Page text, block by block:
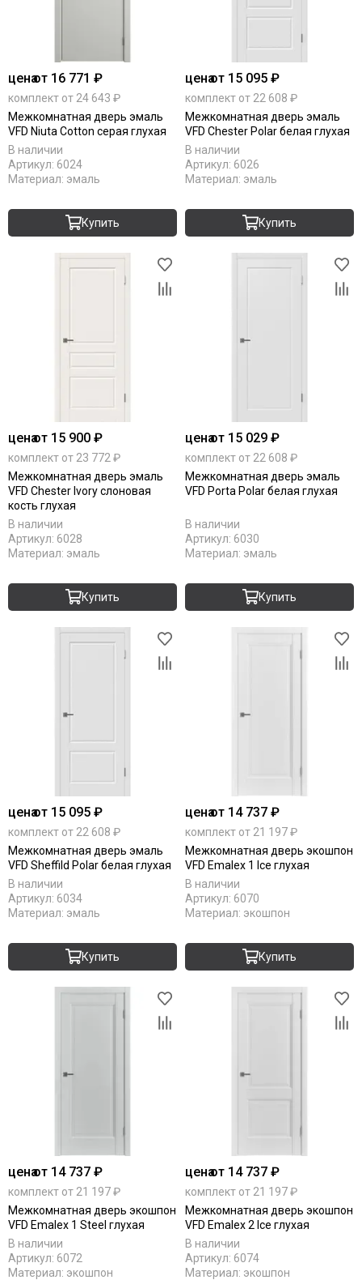
ценаот 16 771 ₽
комплект от 24 643 ₽
Межкомнатная дверь эмаль
VFD Niuta Cotton серая глухая
В наличии
Артикул: 6024
Материал: эмаль
Купить
ценаот 15 095 ₽
комплект от 22 608 ₽
Межкомнатная дверь эмаль
VFD Chester Polar белая глухая
В наличии
Артикул: 6026
Материал: эмаль
Купить
ценаот 15 900 ₽
комплект от 23 772 ₽
Межкомнатная дверь эмаль
VFD Chester Ivory слоновая
кость глухая
В наличии
Артикул: 6028
Материал: эмаль
Купить
ценаот 15 029 ₽
комплект от 22 608 ₽
Межкомнатная дверь эмаль
VFD Porta Polar белая глухая
В наличии
Артикул: 6030
Материал: эмаль
Купить
ценаот 15 095 ₽
комплект от 22 608 ₽
Межкомнатная дверь эмаль
VFD Sheffild Polar белая глухая
В наличии
Артикул: 6034
Материал: эмаль
Купить
ценаот 14 737 ₽
комплект от 21 197 ₽
Межкомнатная дверь экошпон
VFD Emalex 1 Ice глухая
В наличии
Артикул: 6070
Материал: экошпон
Купить
ценаот 14 737 ₽
комплект от 21 197 ₽
Межкомнатная дверь экошпон
VFD Emalex 1 Steel глухая
В наличии
Артикул: 6072
Материал: экошпон
ценаот 14 737 ₽
комплект от 21 197 ₽
Межкомнатная дверь экошпон
VFD Emalex 2 Ice глухая
В наличии
Артикул: 6074
Материал: экошпон